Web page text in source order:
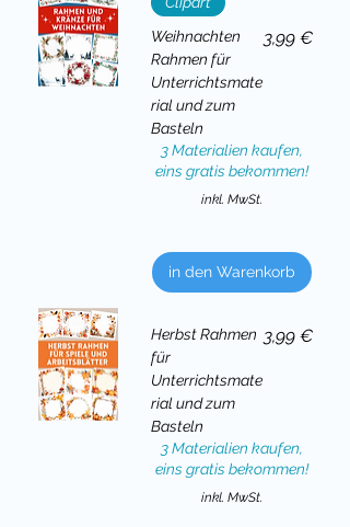
Weihnachten
Rahmen für
Unterrichtsmate
rial und zum
Basteln
Preis
3,99 €
3 Materialien kaufen,
eins gratis bekommen!
inkl. MwSt.
in den Warenkorb
Herbst Rahmen
für
Unterrichtsmate
rial und zum
Basteln
Preis
3,99 €
3 Materialien kaufen,
eins gratis bekommen!
inkl. MwSt.